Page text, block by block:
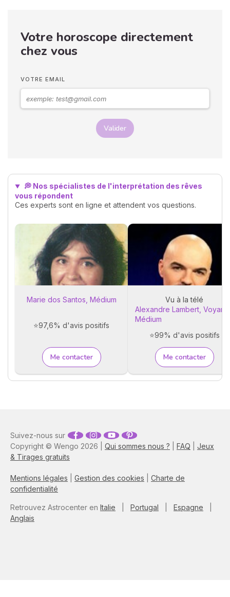
des périodes difficiles, et
elles peuvent nous
ensemble les messages
possibles derrière ces
rêves.
Votre horoscope directement
chez vous
VOTRE EMAIL
Valider
💭 Nos spécialistes de l'interprétation des rêves
vous répondent
Ces experts sont en ligne et attendent vos questions.
Marie dos Santos, Médium
⭐97,6% d'avis positifs
Me contacter
Vu à la télé
Alexandre Lambert, Voyant
Médium
⭐99% d'avis positifs
Me contacter
Copyright © Wengo 2026 | Qui sommes nous ? FAQ
Jeux
& Tirages gratuits
Mentions légales Gestion des cookies
Charte de
confidentialité
Suivez-nous sur
Retrouvez Astrocenter en Italie Portugal Espagne
Anglais